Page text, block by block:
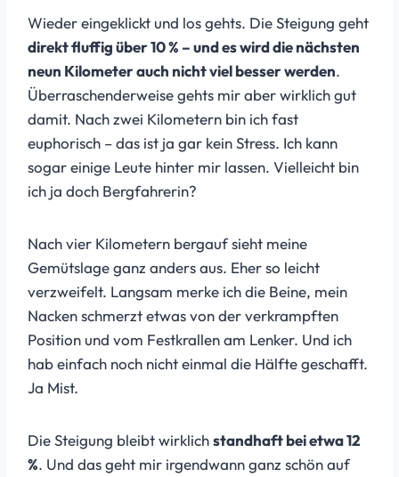
Wieder eingeklickt und los gehts. Die Steigung geht
direkt fluffig über 10 % – und es wird die nächsten
neun Kilometer auch nicht viel besser werden.
Überraschenderweise gehts mir aber wirklich gut
damit. Nach zwei Kilometern bin ich fast
euphorisch – das ist ja gar kein Stress. Ich kann
sogar einige Leute hinter mir lassen. Vielleicht bin
ich ja doch Bergfahrerin?
Nach vier Kilometern bergauf sieht meine
Gemütslage ganz anders aus. Eher so leicht
verzweifelt. Langsam merke ich die Beine, mein
Nacken schmerzt etwas von der verkrampften
Position und vom Festkrallen am Lenker. Und ich
hab einfach noch nicht einmal die Hälfte geschafft.
Ja Mist.
Die Steigung bleibt wirklichstandhaft bei etwa 12
%. Und das geht mir irgendwann ganz schön auf